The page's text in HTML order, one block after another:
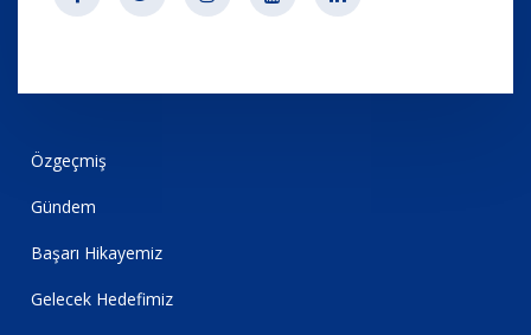
Özgeçmiş
Gündem
Başarı Hikayemiz
Gelecek Hedefimiz